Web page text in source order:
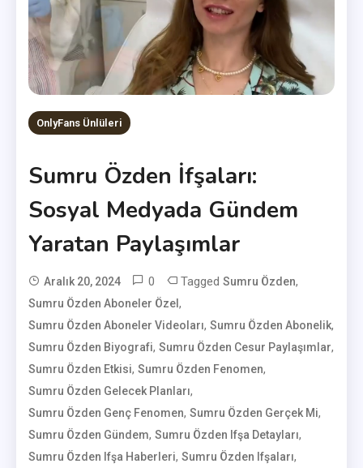
OnlyFans Ünlüleri
Sumru Özden İfşaları:
Sosyal Medyada Gündem
Yaratan Paylaşımlar
Aralık 20, 2024
User
0 TaggedSumru Özden,
Sumru Özden Aboneler Özel,
Sumru Özden Aboneler Videoları,Sumru Özden Abonelik,
Sumru Özden Biyografi,Sumru Özden Cesur Paylaşımlar,
Sumru Özden Etkisi,Sumru Özden Fenomen,
Sumru Özden Gelecek Planları,
Sumru Özden Genç Fenomen,Sumru Özden Gerçek Mi,
Sumru Özden Gündem,Sumru Özden Ifşa Detayları,
Sumru Özden Ifşa Haberleri,Sumru Özden Ifşaları,